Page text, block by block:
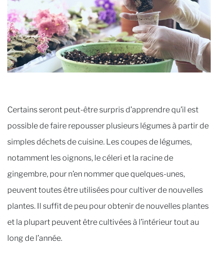
Certains seront peut-être surpris d’apprendre qu’il est
possible de faire repousser plusieurs légumes à partir de
simples déchets de cuisine. Les coupes de légumes,
notamment les oignons, le céleri et la racine de
gingembre, pour n’en nommer que quelques-unes,
peuvent toutes être utilisées pour cultiver de nouvelles
plantes. Il suffit de peu pour obtenir de nouvelles plantes
et la plupart peuvent être cultivées à l’intérieur tout au
long de l’année.